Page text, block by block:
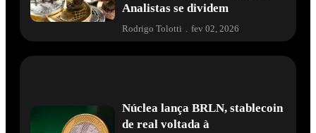
Analistas se dividem
Rodrigo Tolotti . fev 02, 2026
Núclea lança BRLN, stablecoin
de real voltada à